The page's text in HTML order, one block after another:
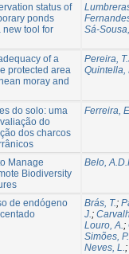
status of
ponds
new tool for
Sá-
of a
protected area
moray and
Pereira,
Quintella,
do solo: uma
do
dos charcos
Ferreira,
Manage
Biodiversity
Belo,
de endógeno
Brás, T.;
J.;
Louro, A.;
Simões, P.
Neves, L.;